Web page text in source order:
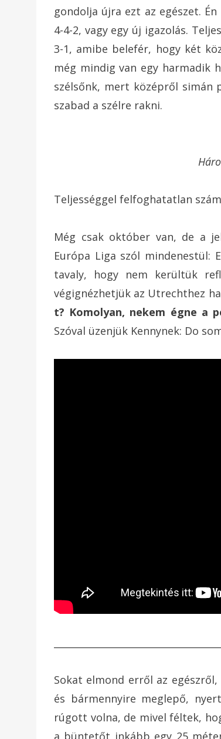
gondolja újra ezt az egészet.
4-4-2, vagy egy új igazolás.
3-1, amibe belefér, hogy két
még mindig van egy harmadik
szélsőnk, mert középről simán
szabad a szélre rakni.
Teljességgel felfoghatatlan
Még csak október van, de a
Európa Liga szól mindenestül:
tavaly, hogy nem kerültük
végignézhetjük az Utrechthez
t? Komolyan, nekem égne a
Szóval üzenjük Kennynek: Do
Sokat elmond erről az
és bármennyire meglepő,
rúgott volna, de mivel féltek,
a büntetőt inkább egy 25